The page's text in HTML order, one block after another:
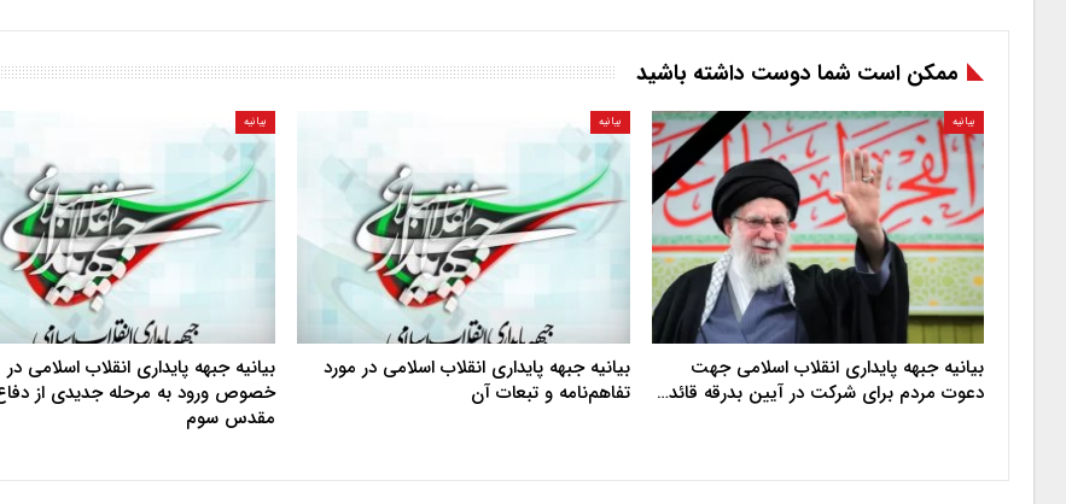
ممکن است شما دوست داشته باشید
بیانیه
بیانیه جبهه پایداری انقلاب اسلامی جهت
دعوت مردم برای شرکت در آیین بدرقه قائد…
بیانیه
بیانیه جبهه پایداری انقلاب اسلامی در مورد
تفاهم‌نامه و تبعات آن
بیانیه
بیانیه جبهه پایداری انقلاب اسلامی در
خصوص ورود به مرحله جدیدی از
مقدس سوم